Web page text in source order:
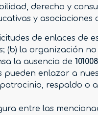
derecho y
y asociaciones
de enlaces de
(b) la organización
la ausencia de
pueden enlazar a
respaldo o
entre las